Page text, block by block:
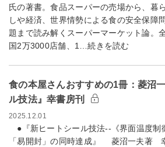
氏の著書。食品スーパーの売場から、暮ら
しや経済、世界情勢による食の安全保障問
題まで読み解くスーパーマーケット論。
国2万3000店舗、1…続きを読む
食の本屋さんおすすめの1冊：菱沼
ル技法』幸書房刊
2025.12.01
●『新ヒートシール技法--《界面温度制
「易開封」の同時達成』 菱沼一夫著